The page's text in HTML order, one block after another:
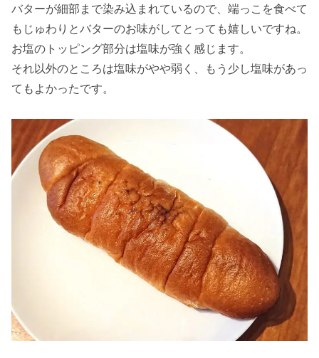
バターが細部まで染み込まれているので、端っこを食べて
もじゅわりとバターのお味がしてとっても嬉しいですね。
お塩のトッピング部分は塩味が強く感じます。
それ以外のところは塩味がやや弱く、もう少し塩味があっ
てもよかったです。